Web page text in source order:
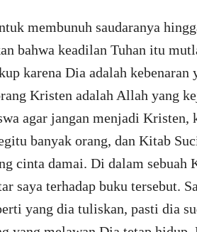
membunuh saudaranya
bahwa keadilan Tuhan itu
karena Dia adalah
Kristen adalah Allah yang
agar jangan menjadi Kristen,
banyak orang, dan Kitab
cinta damai. Di dalam sebuah
saya terhadap buku tersebut.
yang dia tuliskan, pasti dia